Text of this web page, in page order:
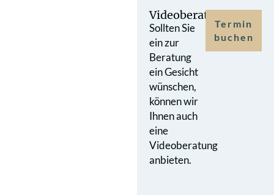
Videoberatung
Sollten Sie
ein zur
Beratung
ein Gesicht
wünschen,
können wir
Ihnen auch
eine
Videoberatung
anbieten.
Termin
buchen